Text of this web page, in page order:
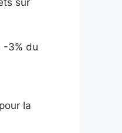
sur
-3% du
la